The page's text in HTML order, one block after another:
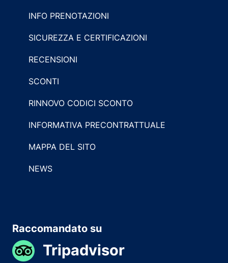
INFO PRENOTAZIONI
SICUREZZA E CERTIFICAZIONI
RECENSIONI
SCONTI
RINNOVO CODICI SCONTO
INFORMATIVA PRECONTRATTUALE
MAPPA DEL SITO
NEWS
Raccomandato su
Tripadvisor